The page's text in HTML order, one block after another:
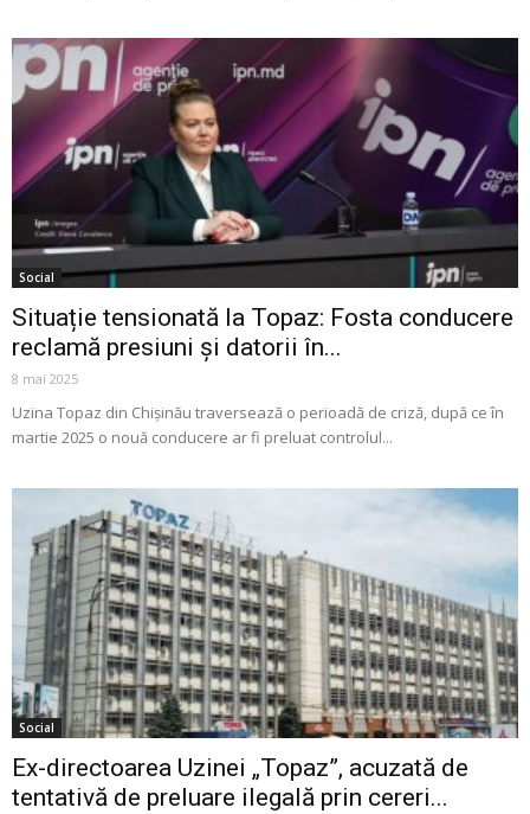
Social
Situație tensionată la Topaz: Fosta conducere
reclamă presiuni și datorii în...
8 mai 2025
Uzina Topaz din Chișinău traversează o perioadă de criză, după ce în
martie 2025 o nouă conducere ar fi preluat controlul...
Social
Ex-directoarea Uzinei „Topaz”, acuzată de
tentativă de preluare ilegală prin cereri...